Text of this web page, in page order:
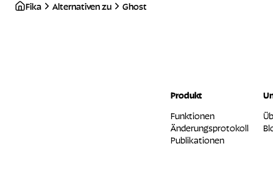
Fika Alternativen zu Ghost
Produkt
Funktionen
Änderungsprotokoll
Publikationen